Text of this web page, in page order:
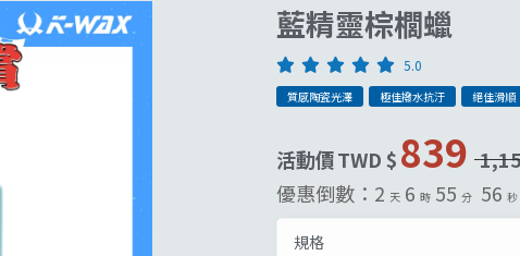
藍精靈棕櫚蠟
5.0
質感陶瓷光澤 極佳撥水抗汙 絕佳滑順
活動價TWD $839
優惠倒數： 2 天 6 時 55 分 54 秒
規格